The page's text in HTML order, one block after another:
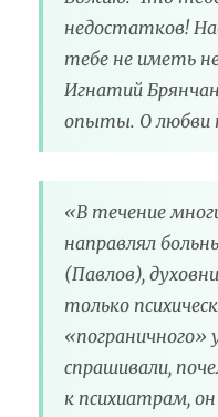
недостатков!
тебе не иметь
Игнатий
опыты. О любви
«В течение
направлял
(Павлов),
только
«пограничного»
спрашивали,
к психиатрам,